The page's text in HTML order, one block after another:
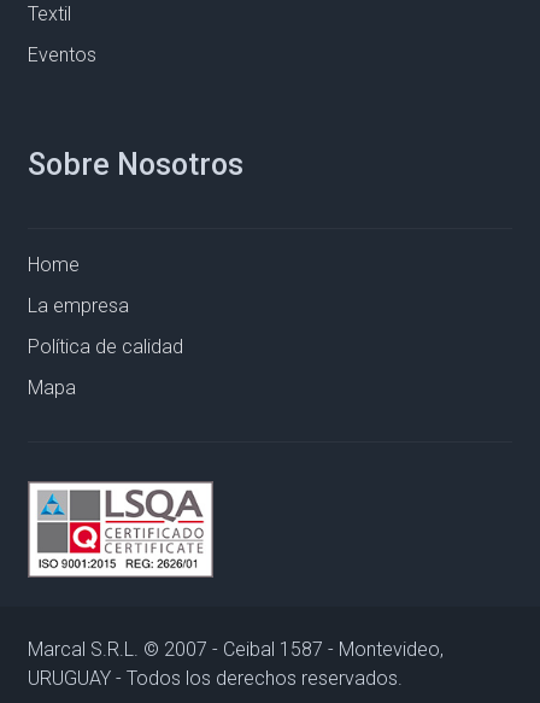
Textil
Eventos
Sobre Nosotros
Home
La empresa
Política de calidad
Mapa
Marcal S.R.L. © 2007 - Ceibal 1587 - Montevideo,
URUGUAY - Todos los derechos reservados.